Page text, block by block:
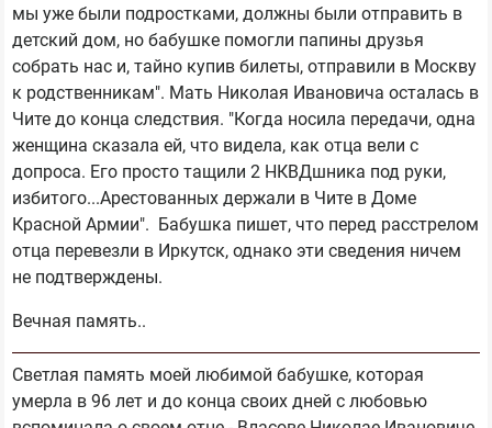
мы уже были подростками, должны были отправить в
детский дом, но бабушке помогли папины друзья
собрать нас и, тайно купив билеты, отправили в Москву
к родственникам". Мать Николая Ивановича осталась в
Чите до конца следствия. "Когда носила передачи, одна
женщина сказала ей, что видела, как отца вели с
допроса. Его просто тащили 2 НКВДшника под руки,
избитого...Арестованных держали в Чите в Доме
Красной Армии". Бабушка пишет, что перед расстрелом
отца перевезли в Иркутск, однако эти сведения ничем
не подтверждены.
Вечная память..
Светлая память моей любимой бабушке, которая
умерла в 96 лет и до конца своих дней с любовью